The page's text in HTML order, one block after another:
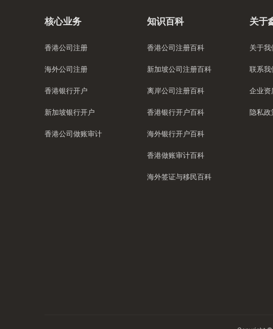
核心业务
香港公司注册
海外公司注册
香港银行开户
新加坡银行开户
香港公司做账审计
知识百科
香港公司注册百科
新加坡公司注册百科
离岸公司注册百科
香港银行开户百科
海外银行开户百科
香港做账审计百科
海外签证与移民百科
关于
关于我
联系我
企业资
隐私政